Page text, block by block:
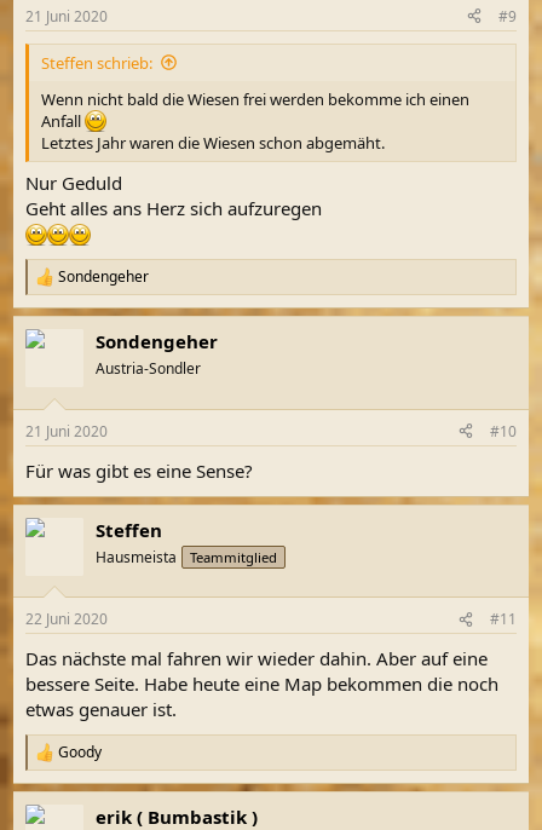
21 Juni 2020 #9
Steffen schrieb:
Wenn nicht bald die Wiesen frei werden bekomme ich einen
Anfall
Letztes Jahr waren die Wiesen schon abgemäht.
Nur Geduld
Geht alles ans Herz sich aufzuregen
R
e
a
k
e
:
Sondengeher
Sondengeher
Austria-Sondler
21 Juni 2020 #10
Für was gibt es eine Sense?
Steffen
Hausmeista Teammitglied
22 Juni 2020 #11
Das nächste mal fahren wir wieder dahin. Aber auf eine
bessere Seite. Habe heute eine Map bekommen die noch
etwas genauer ist.
R
e
a
k
Goody
erik ( Bumbastik )